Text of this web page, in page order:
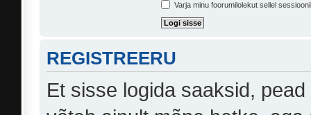
Varja minu foorumilolekut sellel sessioonil
REGISTREERU
Et sisse logida saaksid,